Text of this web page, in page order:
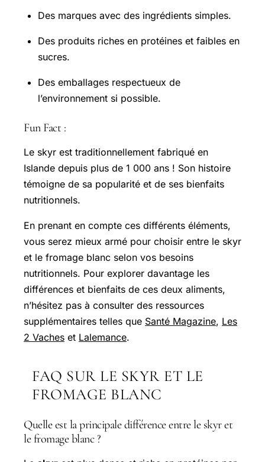
Des marques avec des ingrédients simples.
Des produits riches en protéines et faibles en
sucres.
Des emballages respectueux de
l’environnement si possible.
Fun Fact :
Le skyr est traditionnellement fabriqué en
Islande depuis plus de 1 000 ans ! Son histoire
témoigne de sa popularité et de ses bienfaits
nutritionnels.
En prenant en compte ces différents éléments,
vous serez mieux armé pour choisir entre le skyr
et le fromage blanc selon vos besoins
nutritionnels. Pour explorer davantage les
différences et bienfaits de ces deux aliments,
n’hésitez pas à consulter des ressources
supplémentaires telles que Santé Magazine, Les
2 Vaches et Lalemance.
FAQ SUR LE SKYR ET LE
FROMAGE BLANC
Quelle est la principale différence entre le skyr et
le fromage blanc ?